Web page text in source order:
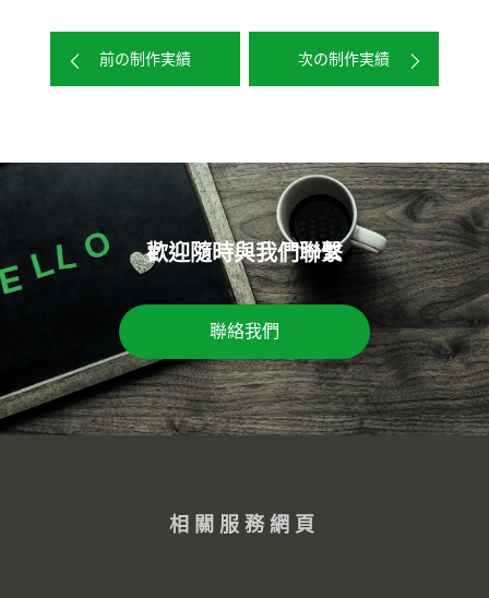
前の制作実績 次の制作実績
歡迎隨時與我們聯繫
聯絡我們
相關服務網頁